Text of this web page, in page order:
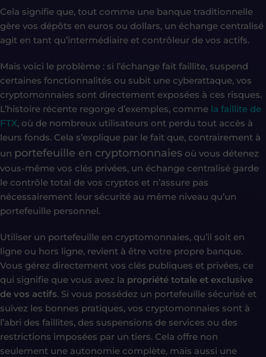
Cela signifie que, tout comme une banque traditionnelle
gère vos dépôts en euros ou dollars, un échange centralisé
agit en tant qu’intermédiaire et contrôleur de vos actifs.
Mais voici le problème : si l’échange fait faillite, suspend
certaines fonctionnalités ou subit une cyberattaque, vos
cryptomonnaies sont directement exposées à ces risques.
L’histoire récente regorge d’exemples, comme la faillite de
FTX, où de nombreux utilisateurs ont perdu tout accès à
leurs fonds. Cela s’explique par le fait que, contrairement à
un portefeuille en cryptomonnaies où vous détenez
vous-même vos clés privées, un échange centralisé garde
le contrôle total de vos cryptos et n’assure pas
nécessairement leur sécurité au même niveau qu’un
portefeuille personnel.
Utiliser un portefeuille en cryptomonnaies, qu’il soit en
ligne ou hors ligne, revient à être votre propre banque.
Vous gérez directement vos clés publiques et privées, ce
qui signifie que vous avez la propriété totale et exclusive
de vos actifs. Si vous possédez un portefeuille sécurisé et
suivez les bonnes pratiques, vos cryptomonnaies sont à
l’abri des faillites, des suspensions de services ou des
restrictions imposées par un tiers. Cela offre non
seulement une autonomie complète, mais aussi une